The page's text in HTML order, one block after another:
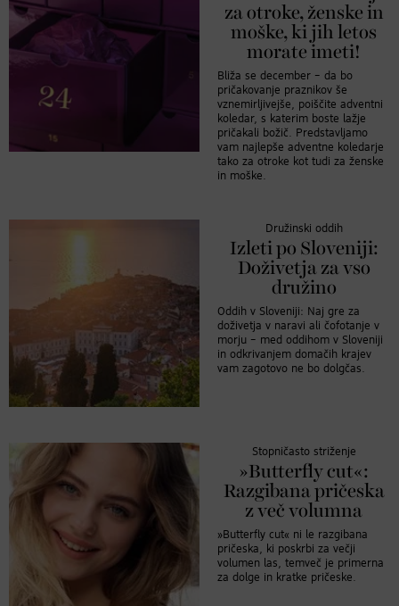
za otroke, ženske in
moške, ki jih letos
morate imeti!
Bliža se december – da bo
pričakovanje praznikov še
vznemirljivejše, poiščite adventni
koledar, s katerim boste lažje
pričakali božič. Predstavljamo
vam najlepše adventne koledarje
tako za otroke kot tudi za ženske
in moške.
Družinski oddih
Izleti po Sloveniji:
Doživetja za vso
družino
Oddih v Sloveniji: Naj gre za
doživetja v naravi ali čofotanje v
morju – med oddihom v Sloveniji
in odkrivanjem domačih krajev
vam zagotovo ne bo dolgčas.
Stopničasto striženje
»Butterfly cut«:
Razgibana pričeska
z več volumna
»Butterfly cut« ni le razgibana
pričeska, ki poskrbi za večji
volumen las, temveč je primerna
za dolge in kratke pričeske.